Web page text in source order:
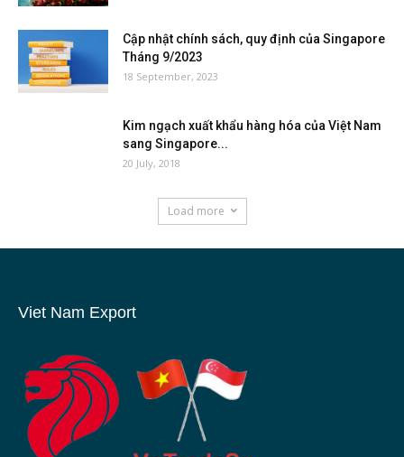
Cập nhật chính sách, quy định của Singapore
Tháng 9/2023
18 September, 2023
Kim ngạch xuất khẩu hàng hóa của Việt Nam
sang Singapore...
20 July, 2018
Load more
Viet Nam Export